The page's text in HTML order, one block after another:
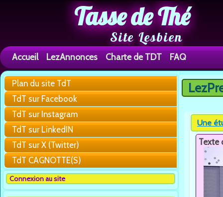
Tasse de Thé
Site Lesbien
Accueil LezAnnonces Charte de TDT FAQ
Plan du site TdT
TdT sur Facebook
TdT sur Instagram
TdT sur LinkedIN
TdT sur X (Twitter)
TdT CAGNOTTE(S)
Connexion au site
Vous
Une
Texte